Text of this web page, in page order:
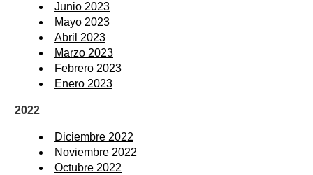
Junio 2023
Mayo 2023
Abril 2023
Marzo 2023
Febrero 2023
Enero 2023
2022
Diciembre 2022
Noviembre 2022
Octubre 2022